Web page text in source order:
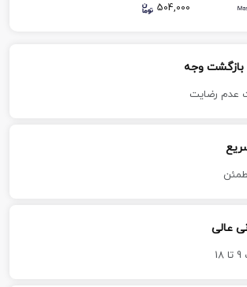
504,000
وجه
عدم رضایت
عالی